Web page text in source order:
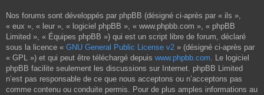
Nos forums sont développés par phpBB (désigné ci-après par « ils »,
« eux », « leur », « logiciel phpBB », « www.phpbb.com », « phpBB
Limited », « Équipes phpBB ») qui est un script libre de forum, déclaré
sous la licence « GNU General Public License v2 » (désigné ci-après par
« GPL ») et qui peut être téléchargé depuis www.phpbb.com. Le logiciel
phpBB facilite seulement les discussions sur Internet. phpBB Limited
n’est pas responsable de ce que nous acceptons ou n’acceptons pas
comme contenu ou conduite permis. Pour de plus amples informations au